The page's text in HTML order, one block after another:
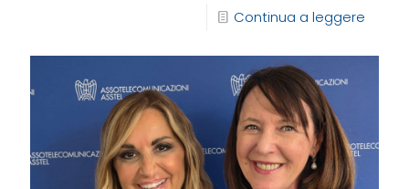
Continua a leggere